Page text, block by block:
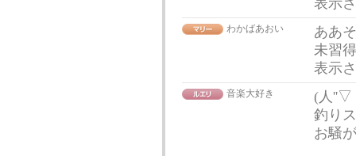
表示
わかばあおい
ああ
未習
表示
音楽大好き
(人''▽
釣り
お騒